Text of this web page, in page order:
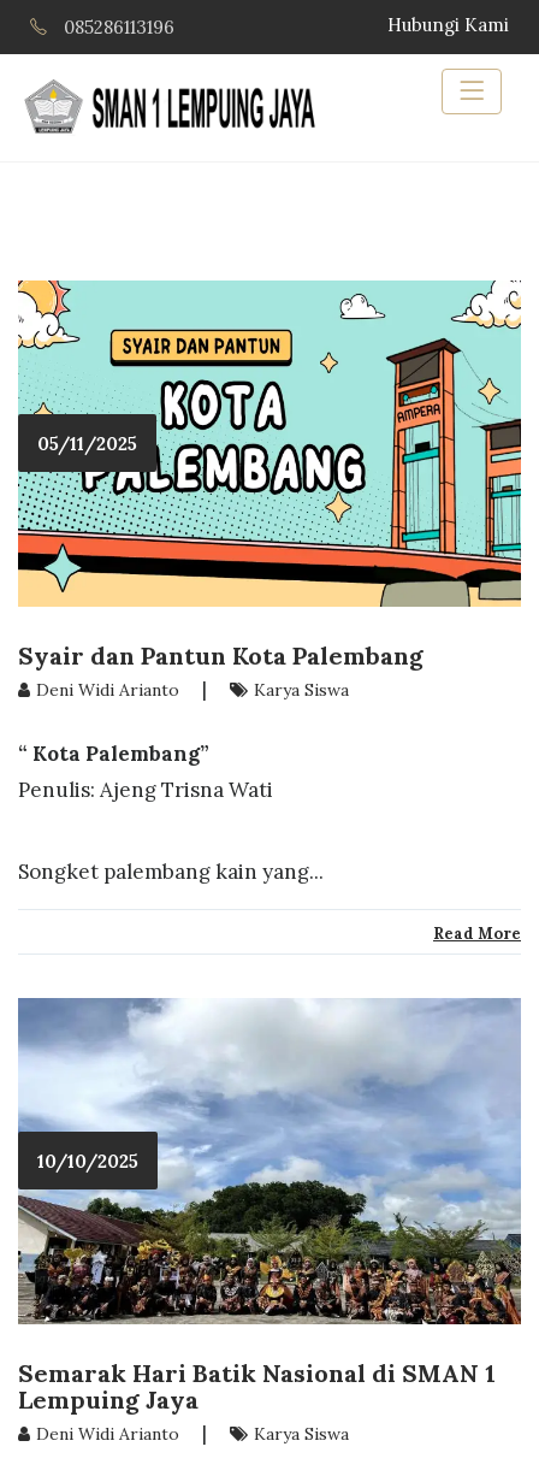
085286113196 Hubungi Kami
05/11/2025
Syair dan Pantun Kota Palembang
Deni Widi Arianto | Karya Siswa
“ Kota Palembang”
Penulis: Ajeng Trisna Wati
Songket palembang kain yang...
Read More
10/10/2025
Semarak Hari Batik Nasional di SMAN 1
Lempuing Jaya
Deni Widi Arianto | Karya Siswa